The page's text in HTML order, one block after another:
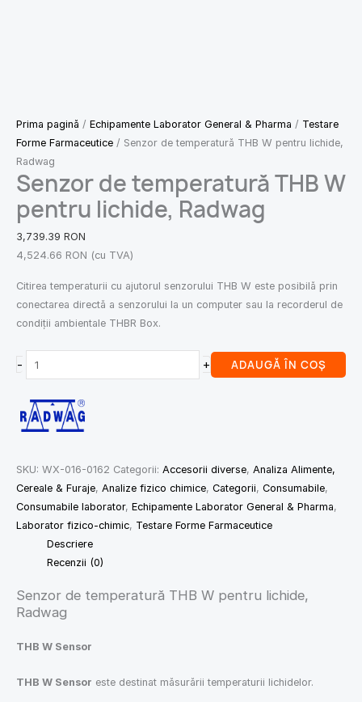
Prima pagină / Echipamente Laborator General & Pharma / Testare
Forme Farmaceutice / Senzor de temperatură THB W pentru lichide,
Radwag
Senzor de temperatură THB W
pentru lichide, Radwag
3,739.39 RON
4,524.66 RON (cu TVA)
Citirea temperaturii cu ajutorul senzorului THB W este posibilă prin
conectarea directă a senzorului la un computer sau la recorderul de
condiții ambientale THBR Box.
- + ADAUGĂ ÎN COȘ
SKU: WX-016-0162 Categorii: Accesorii diverse, Analiza Alimente,
Cereale & Furaje, Analize fizico chimice, Categorii, Consumabile,
Consumabile laborator, Echipamente Laborator General & Pharma,
Laborator fizico-chimic, Testare Forme Farmaceutice
Descriere
Recenzii (0)
Senzor de temperatură THB W pentru lichide,
Radwag
THB W Sensor
THB W Sensor este destinat măsurării temperaturii lichidelor.